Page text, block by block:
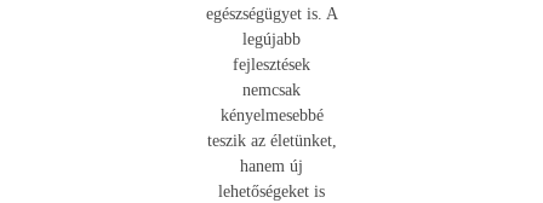
egészségügyet is. A
legújabb
fejlesztések
nemcsak
kényelmesebbé
teszik az életünket,
hanem új
lehetőségeket is